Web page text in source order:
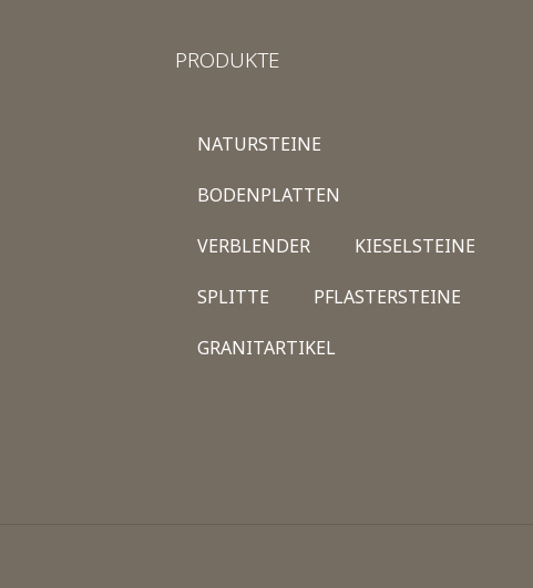
PRODUKTE
NATURSTEINE
BODENPLATTEN
VERBLENDER KIESELSTEINE
SPLITTE PFLASTERSTEINE
GRANITARTIKEL